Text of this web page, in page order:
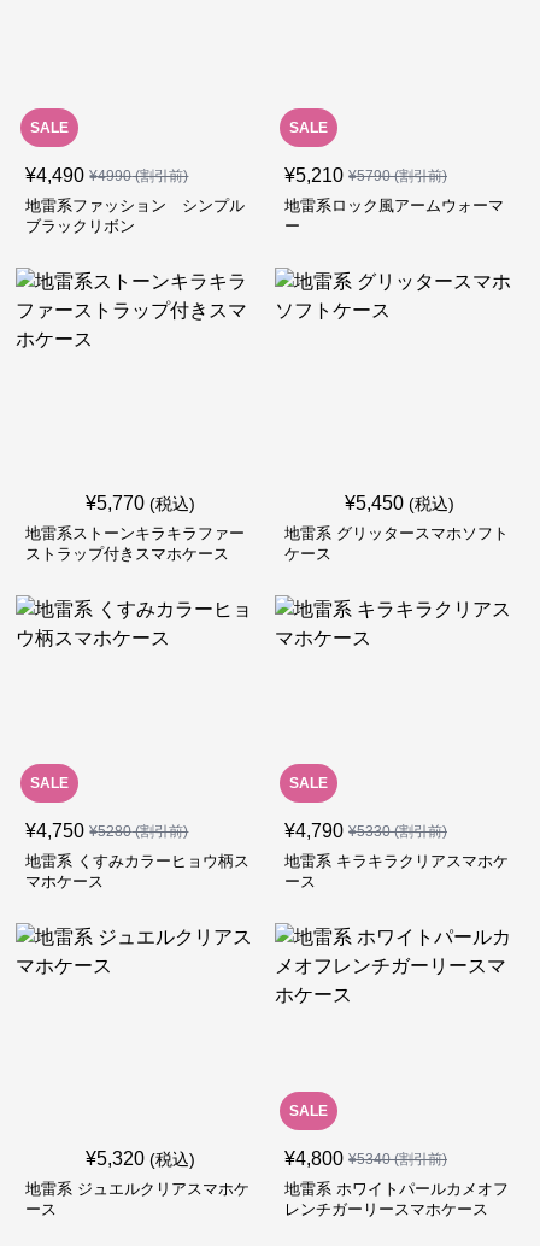
SALE
¥4,490 ¥4990(割引前)
地雷系ファッション シンプル
ブラックリボン
SALE
¥5,210 ¥5790(割引前)
地雷系ロック風アームウォーマ
ー
¥5,770 (税込)
地雷系ストーンキラキラファー
ストラップ付きスマホケース
¥5,450 (税込)
地雷系 グリッタースマホソフト
ケース
SALE
¥4,750 ¥5280(割引前)
地雷系 くすみカラーヒョウ柄ス
マホケース
SALE
¥4,790 ¥5330(割引前)
地雷系 キラキラクリアスマホケ
ース
¥5,320 (税込)
地雷系 ジュエルクリアスマホケ
ース
SALE
¥4,800 ¥5340(割引前)
地雷系 ホワイトパールカメオフ
レンチガーリースマホケース